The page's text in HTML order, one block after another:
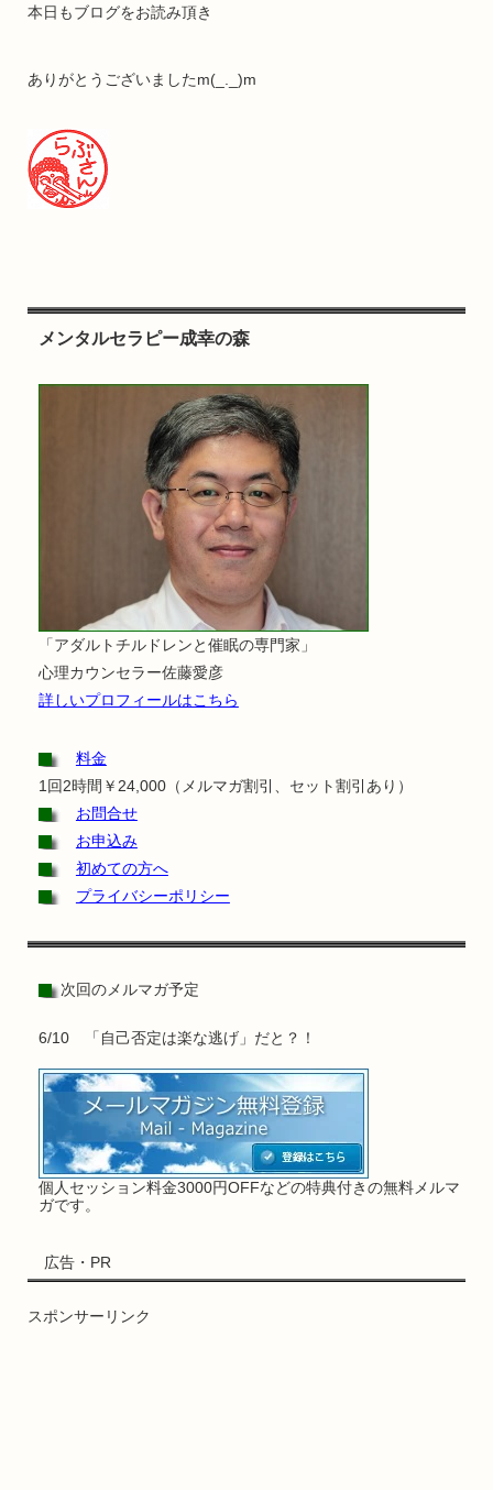
本日もブログをお読み頂き
ありがとうございましたm(_._)m
メンタルセラピー成幸の森
「アダルトチルドレンと催眠の専門家」
心理カウンセラー佐藤愛彦
詳しいプロフィールはこちら
料金
1回2時間￥24,000（メルマガ割引、セット割引あり）
お問合せ
お申込み
初めての方へ
プライバシーポリシー
次回のメルマガ予定
6/10 「自己否定は楽な逃げ」だと？！
個人セッション料金3000円OFFなどの特典付きの無料メルマ
ガです。
広告・PR
スポンサーリンク